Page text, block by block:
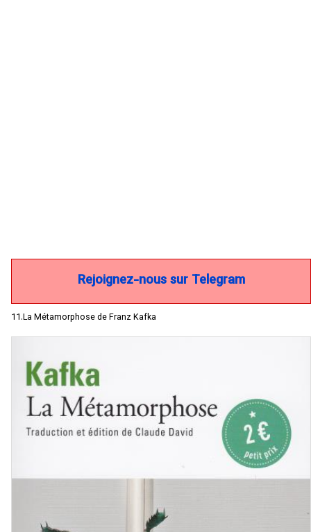
Rejoignez-nous sur Telegram
11.La Métamorphose de Franz Kafka